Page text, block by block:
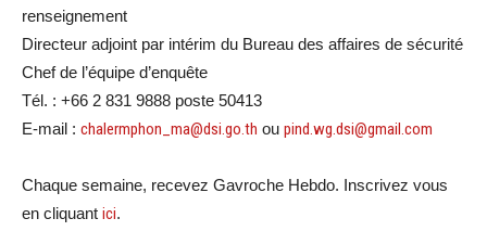
renseignement
Directeur adjoint par intérim du Bureau des affaires de sécurité
Chef de l’équipe d’enquête
Tél. : +66 2 831 9888 poste 50413
E-mail : chalermphon_ma@dsi.go.th ou pind.wg.dsi@gmail.com
Chaque semaine, recevez Gavroche Hebdo. Inscrivez vous
en cliquant ici.